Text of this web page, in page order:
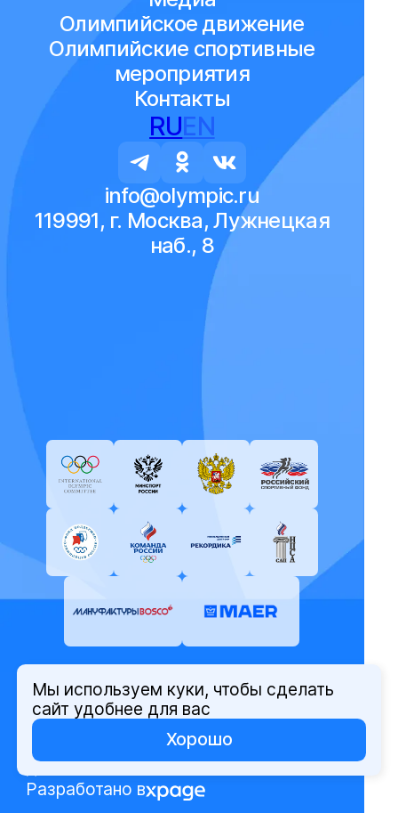
Олимпийское движение
Олимпийские спортивные
мероприятия
Контакты
RUEN
info@olympic.ru
119991, г. Москва, Лужнецкая
наб., 8
© Олимпийский комитет России,
2026
Политика защиты персональных
данных
Разработано в
Мы используем куки, чтобы сделать
сайт удобнее для вас
Хорошо